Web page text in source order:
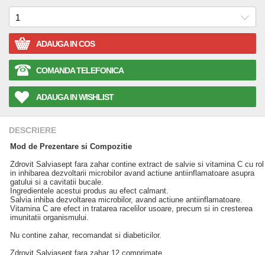
ADAUGA IN COS
COMANDA TELEFONICA
ADAUGA IN WISHLIST
DESCRIERE
Mod de Prezentare si Compozitie
Zdrovit Salviasept fara zahar contine extract de salvie si vitamina C cu rol
in inhibarea dezvoltarii microbilor avand actiune antiinflamatoare asupra
gatului si a cavitatii bucale.
Ingredientele acestui produs au efect calmant.
Salvia inhiba dezvoltarea microbilor, avand actiune antiinflamatoare.
Vitamina C are efect in tratarea racelilor usoare, precum si in cresterea
imunitatii organismului.
Nu contine zahar, recomandat si diabeticilor.
Zdrovit Salviasept fara zahar 12 comprimate